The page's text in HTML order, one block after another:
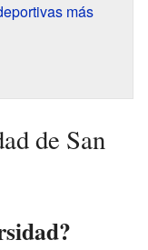
más
de San